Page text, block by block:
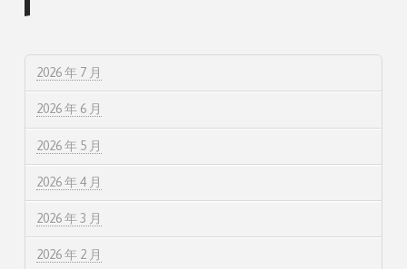
2026 年 7 月
2026 年 6 月
2026 年 5 月
2026 年 4 月
2026 年 3 月
2026 年 2 月